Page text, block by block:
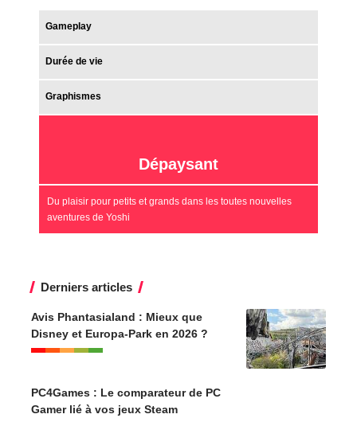
Gameplay
Durée de vie
Graphismes
Dépaysant
Du plaisir pour petits et grands dans les toutes nouvelles
aventures de Yoshi
Derniers articles
Avis Phantasialand : Mieux que
Disney et Europa-Park en 2026 ?
PC4Games : Le comparateur de PC
Gamer lié à vos jeux Steam